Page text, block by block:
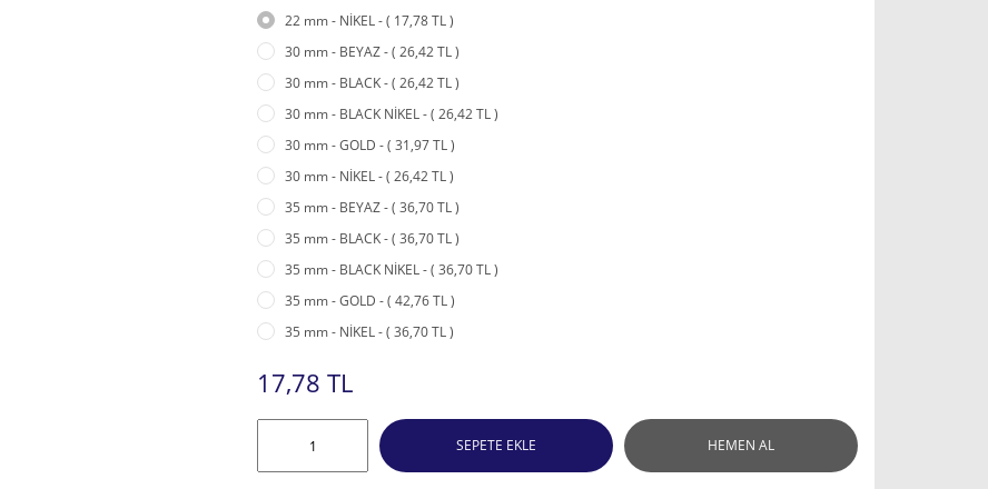
22 mm - NİKEL - ( 17,78 TL )
30 mm - BEYAZ - ( 26,42 TL )
30 mm - BLACK - ( 26,42 TL )
30 mm - BLACK NİKEL - ( 26,42 TL )
30 mm - GOLD - ( 31,97 TL )
30 mm - NİKEL - ( 26,42 TL )
35 mm - BEYAZ - ( 36,70 TL )
35 mm - BLACK - ( 36,70 TL )
35 mm - BLACK NİKEL - ( 36,70 TL )
35 mm - GOLD - ( 42,76 TL )
35 mm - NİKEL - ( 36,70 TL )
17,78 TL
SEPETE EKLE HEMEN AL